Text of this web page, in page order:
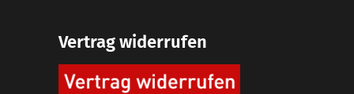
Vertrag widerrufen